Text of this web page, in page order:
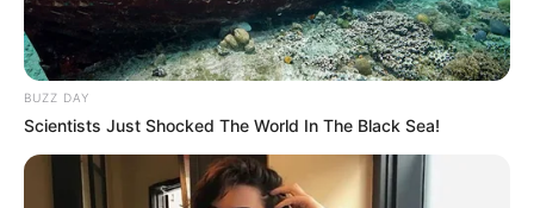
Une quarantaine depronostics de la meilleure presse du
PMU à consulter ici!
Synthèse incontournable du Quinté du jour
en 5 chevaux proposée par Logic-Prono
BUZZ DAY
Scientists Just Shocked The World In The Black Sea!